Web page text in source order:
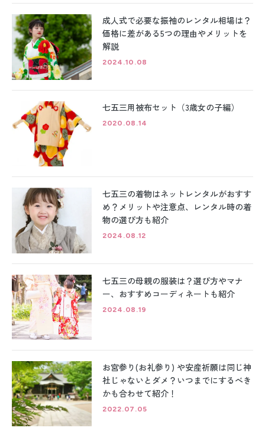
成人式で必要な振袖のレンタル相場は？
価格に差がある5つの理由やメリットを
解説
2024.10.08
七五三用被布セット（3歳女の子編）
2020.08.14
七五三の着物はネットレンタルがおすす
め？メリットや注意点、レンタル時の着
物の選び方も紹介
2024.08.12
七五三の母親の服装は？選び方やマナ
ー、おすすめコーディネートも紹介
2024.08.19
お宮参り(お礼参り) や安産祈願は同じ神
社じゃないとダメ？いつまでにするべき
かも合わせて紹介！
2022.07.05